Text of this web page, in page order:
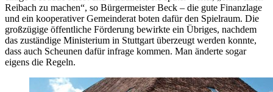
Reibach zu machen“, so Bürgermeister Beck – die gute Finanzlage
und ein kooperativer Gemeinderat boten dafür den Spielraum. Die
großzügige öffentliche Förderung bewirkte ein Übriges, nachdem
das zuständige Ministerium in Stuttgart überzeugt werden konnte,
dass auch Scheunen dafür infrage kommen. Man änderte sogar
eigens die Regeln.